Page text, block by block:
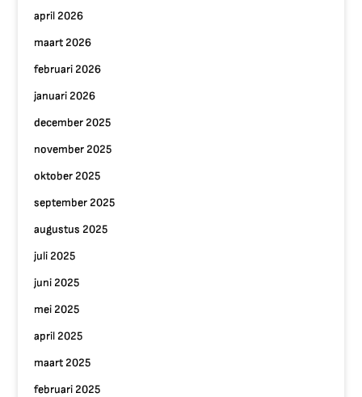
april 2026
maart 2026
februari 2026
januari 2026
december 2025
november 2025
oktober 2025
september 2025
augustus 2025
juli 2025
juni 2025
mei 2025
april 2025
maart 2025
februari 2025